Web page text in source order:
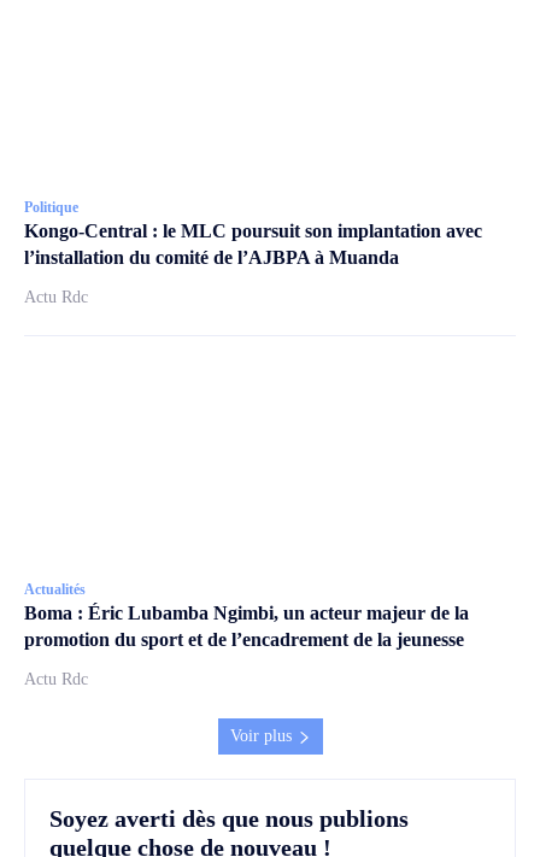
Politique
Kongo-Central : le MLC poursuit son implantation avec
l’installation du comité de l’AJBPA à Muanda
Actu Rdc
Actualités
Boma : Éric Lubamba Ngimbi, un acteur majeur de la
promotion du sport et de l’encadrement de la jeunesse
Actu Rdc
Voir plus
Soyez averti dès que nous publions
quelque chose de nouveau !